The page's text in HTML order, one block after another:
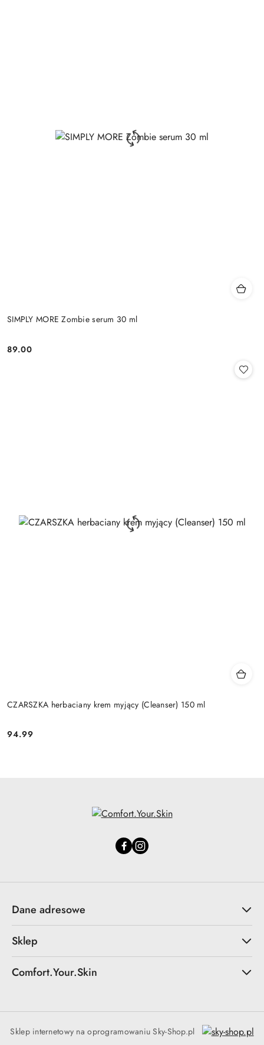
SIMPLY MORE Zombie serum 30 ml
Cena:
89.00
CZARSZKA herbaciany krem myjący (Cleanser) 150 ml
Cena:
94.99
Dane adresowe
Sklep
Comfort.Your.Skin
Sklep internetowy na oprogramowaniu Sky-Shop.pl